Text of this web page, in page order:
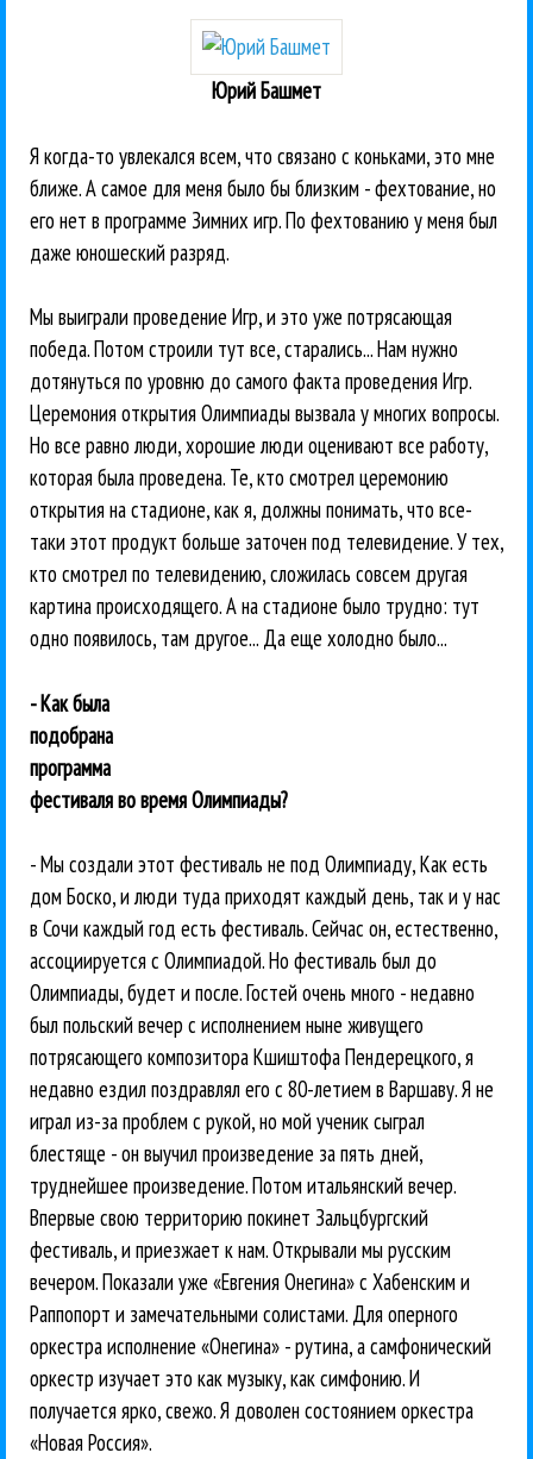
Юрий Башмет
Я когда-то увлекался всем, что связано с коньками, это мне
ближе. А самое для меня было бы близким - фехтование, но
его нет в программе Зимних игр. По фехтованию у меня был
даже юношеский разряд.
Мы выиграли проведение Игр, и это уже потрясающая
победа. Потом строили тут все, старались... Нам нужно
дотянуться по уровню до самого факта проведения Игр.
Церемония открытия Олимпиады вызвала у многих вопросы.
Но все равно люди, хорошие люди оценивают все работу,
которая была проведена. Те, кто смотрел церемонию
открытия на стадионе, как я, должны понимать, что все-
таки этот продукт больше заточен под телевидение. У тех,
кто смотрел по телевидению, сложилась совсем другая
картина происходящего. А на стадионе было трудно: тут
одно появилось, там другое... Да еще холодно было...
- Как была
подобрана
программа
фестиваля во время Олимпиады?
- Мы создали этот фестиваль не под Олимпиаду, Как есть
дом Боско, и люди туда приходят каждый день, так и у нас
в Сочи каждый год есть фестиваль. Сейчас он, естественно,
ассоциируется с Олимпиадой. Но фестиваль был до
Олимпиады, будет и после. Гостей очень много - недавно
был польский вечер с исполнением ныне живущего
потрясающего композитора Кшиштофа Пендерецкого, я
недавно ездил поздравлял его с 80-летием в Варшаву. Я не
играл из-за проблем с рукой, но мой ученик сыграл
блестяще - он выучил произведение за пять дней,
труднейшее произведение. Потом итальянский вечер.
Впервые свою территорию покинет Зальцбургский
фестиваль, и приезжает к нам. Открывали мы русским
вечером. Показали уже «Евгения Онегина» с Хабенским и
Раппопорт и замечательными солистами. Для оперного
оркестра исполнение «Онегина» - рутина, а самфонический
оркестр изучает это как музыку, как симфонию. И
получается ярко, свежо. Я доволен состоянием оркестра
«Новая Россия».